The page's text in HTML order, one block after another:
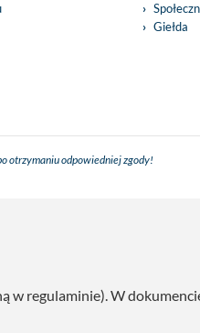
Giełda
otrzymaniu odpowiedniej zgody!
w regulaminie). W